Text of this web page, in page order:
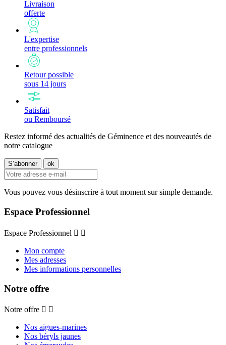
Livraison
offerte
L'expertise
entre professionnels
Retour possible
sous 14 jours
Satisfait
ou Remboursé
Restez informé des actualités de Géminence et des nouveautés de
notre catalogue
Vous pouvez vous désinscrire à tout moment sur simple demande.
Espace Professionnel
Espace Professionnel  
Mon compte
Mes adresses
Mes informations personnelles
Notre offre
Notre offre  
Nos aigues-marines
Nos béryls jaunes